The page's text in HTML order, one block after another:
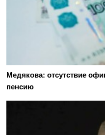
Медякова: отсутствие
пенсию